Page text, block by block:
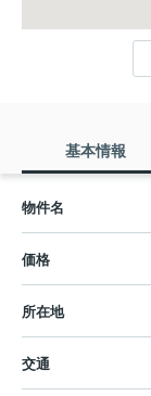
基本情報
物件名
価格
所在地
交通